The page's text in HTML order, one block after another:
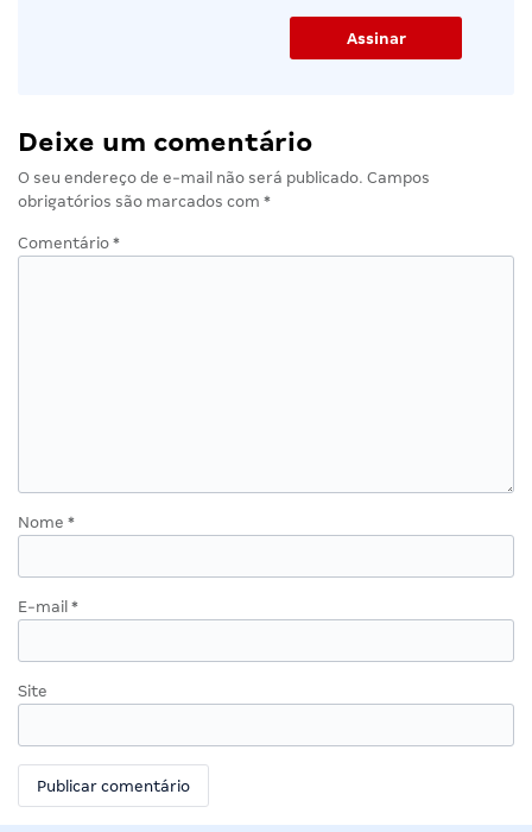
Deixe um comentário
O seu endereço de e-mail não será publicado. Campos
obrigatórios são marcados com *
Comentário *
Nome *
E-mail *
Site